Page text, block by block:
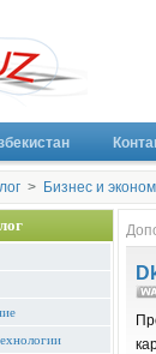
> Бизнес и